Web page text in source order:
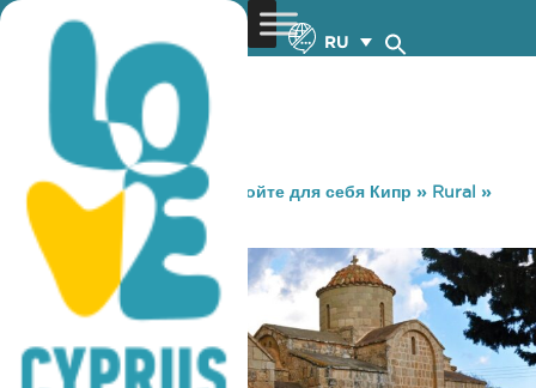
RU
You are here: Home »Откройте для себя Кипр » Rural »
Деревни» Деревня Сотира